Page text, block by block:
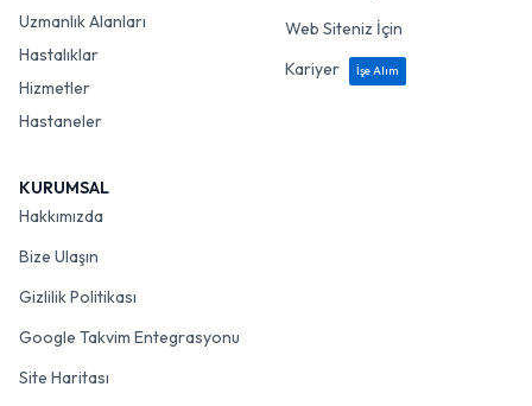
Uzmanlık Alanları
Hastalıklar
Hizmetler
Hastaneler
Web Siteniz İçin
Kariyer
İşe Alım
KURUMSAL
Hakkımızda
Bize Ulaşın
Gizlilik Politikası
Google Takvim Entegrasyonu
Site Haritası